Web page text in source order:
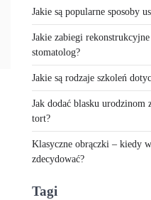
Jakie są popularne sposoby
Jakie zabiegi
stomatolog?
Jakie są rodzaje szkoleń
Jak dodać blasku urodzinom
tort?
Klasyczne obrączki – kiedy
zdecydować?
Tagi